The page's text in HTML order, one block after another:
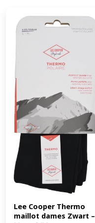
Lee Cooper Thermo
maillot dames Zwart –